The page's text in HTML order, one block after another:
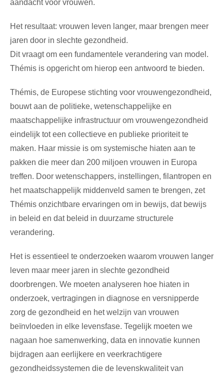
aandacht voor vrouwen.
Het resultaat: vrouwen leven langer, maar brengen meer
jaren door in slechte gezondheid.
Dit vraagt om een fundamentele verandering van model.
Thémis is opgericht om hierop een antwoord te bieden.
Thémis, de Europese stichting voor vrouwengezondheid,
bouwt aan de politieke, wetenschappelijke en
maatschappelijke infrastructuur om vrouwengezondheid
eindelijk tot een collectieve en publieke prioriteit te
maken. Haar missie is om systemische hiaten aan te
pakken die meer dan 200 miljoen vrouwen in Europa
treffen. Door wetenschappers, instellingen, filantropen en
het maatschappelijk middenveld samen te brengen, zet
Thémis onzichtbare ervaringen om in bewijs, dat bewijs
in beleid en dat beleid in duurzame structurele
verandering.
Het is essentieel te onderzoeken waarom vrouwen langer
leven maar meer jaren in slechte gezondheid
doorbrengen. We moeten analyseren hoe hiaten in
onderzoek, vertragingen in diagnose en versnipperde
zorg de gezondheid en het welzijn van vrouwen
beïnvloeden in elke levensfase. Tegelijk moeten we
nagaan hoe samenwerking, data en innovatie kunnen
bijdragen aan eerlijkere en veerkrachtigere
gezondheidssystemen die de levenskwaliteit van